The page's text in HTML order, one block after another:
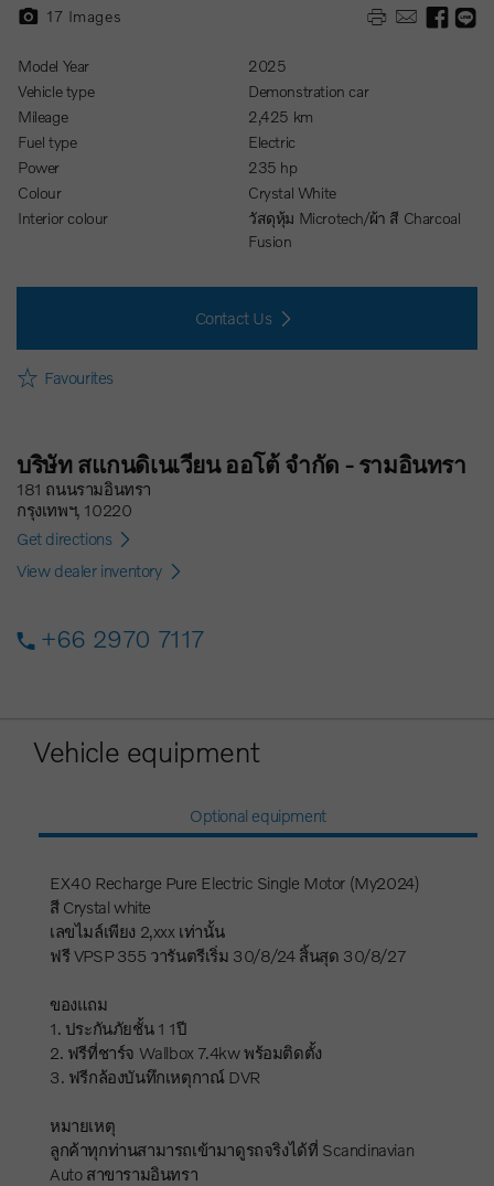
17 Images
Model Year
2025
Vehicle type
Demonstration car
Mileage
2,425 km
Fuel type
Electric
Power
235 hp
Colour
Crystal White
Interior colour
วัสดุหุ้ม Microtech/ผ้า สี Charcoal
Fusion
Contact Us
Favourites
บริษัท สแกนดิเนเวียน ออโต้ จำกัด - รามอินทรา
181 ถนนรามอินทรา
กรุงเทพฯ, 10220
Get directions
View dealer inventory
+66 2970 7117
Vehicle equipment
Optional equipment
EX40 Recharge Pure Electric Single Motor (My2024)
สี Crystal white
เลขไมล์เพียง 2,xxx เท่านั้น
ฟรี VPSP 355 วารันตรีเริ่ม 30/8/24 สิ้นสุด 30/8/27
ของแถม
1. ประกันภัยชั้น 1 1ปี
2. ฟรีที่ชาร์จ Wallbox 7.4kw พร้อมติดตั้ง
3. ฟรีกล้องบันทึกเหตุกาณ์ DVR
หมายเหตุ
ลูกค้าทุกท่านสามารถเข้ามาดูรถจริงได้ที่ Scandinavian
Auto สาขารามอินทรา